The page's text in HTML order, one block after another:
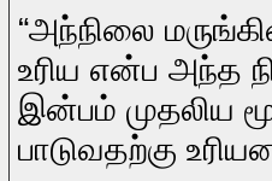
“அந்நிலை
உரிய என்ப அந்த
இன்பம்‌ முதலிய
பாடுவதற்கு